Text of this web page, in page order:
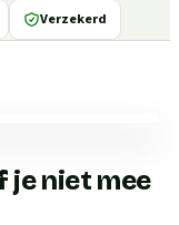
Verzekerd
je niet mee